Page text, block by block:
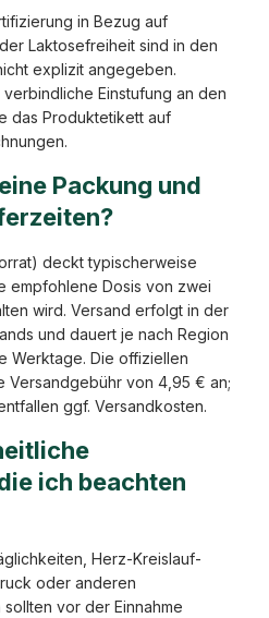
in Bezug auf
Laktosefreiheit sind in den
explizit angegeben.
Einstufung an den
das Produktetikett auf
Packung und
deckt typischerweise
empfohlene Dosis von zwei
wird. Versand erfolgt in der
und dauert je nach Region
Werktage. Die offiziellen
Versandgebühr von 4,95 € an;
ggf. Versandkosten.
ich beachten
Herz-Kreislauf-
oder anderen
vor der Einnahme